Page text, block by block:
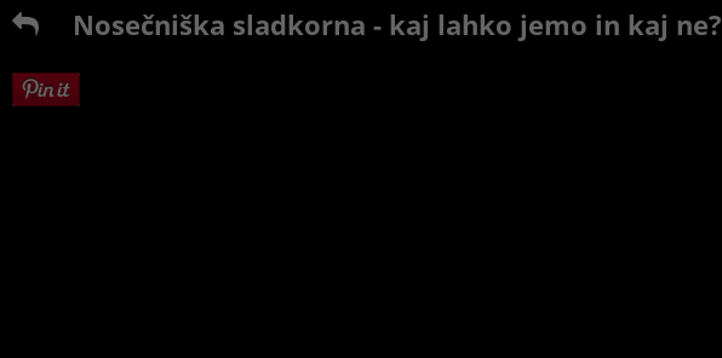
Nosečniška sladkorna - kaj lahko jemo in kaj ne?